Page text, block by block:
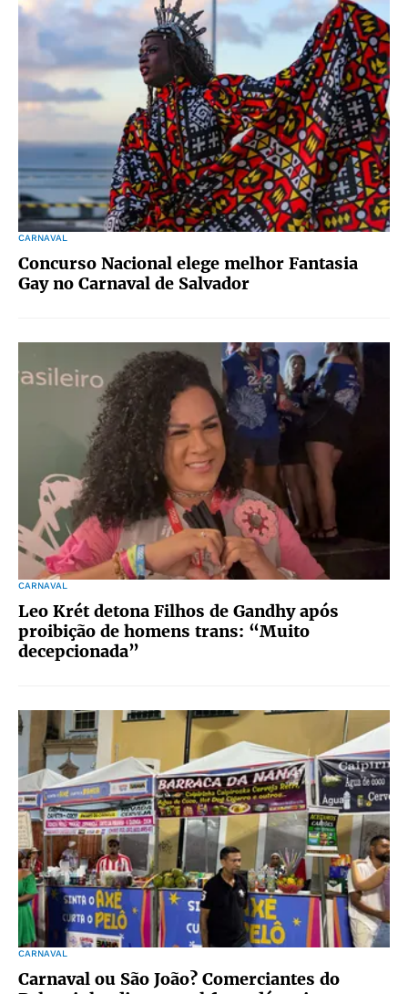
CARNAVAL
Concurso Nacional elege melhor Fantasia
Gay no Carnaval de Salvador
CARNAVAL
Leo Krét detona Filhos de Gandhy após
proibição de homens trans: “Muito
decepcionada”
CARNAVAL
Carnaval ou São João? Comerciantes do